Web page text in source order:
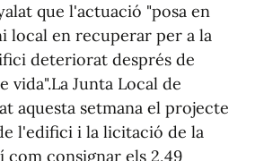
que l'actuació "posa en
local en recuperar per a la
deteriorat després de
vida".La Junta Local de
aquesta setmana el projecte
l'edifici i la licitació de la
consignar els 2,49